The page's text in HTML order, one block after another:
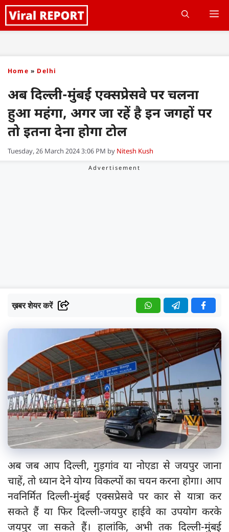
Skip
to
Home » Delhi
अब दिल्ली-मुंबई एक्सप्रेसवे पर चलना
हुआ महंगा, अगर जा रहें है इन जगहों पर
तो इतना देना होगा टोल
Tuesday, 26 March 2024 3:06 PM by Nitesh Kush
ख़बर शेयर करें
अब जब आप दिल्ली, गुड़गांव या नोएडा से जयपुर जाना
चाहें, तो ध्यान देने योग्य विकल्पों का चयन करना होगा। आप
नवनिर्मित दिल्ली-मुंबई एक्सप्रेसवे पर कार से यात्रा कर
सकते हैं या फिर दिल्ली-जयपुर हाईवे का उपयोग करके
जयपुर जा सकते हैं। हालांकि, अभी तक दिल्ली-मुंबई